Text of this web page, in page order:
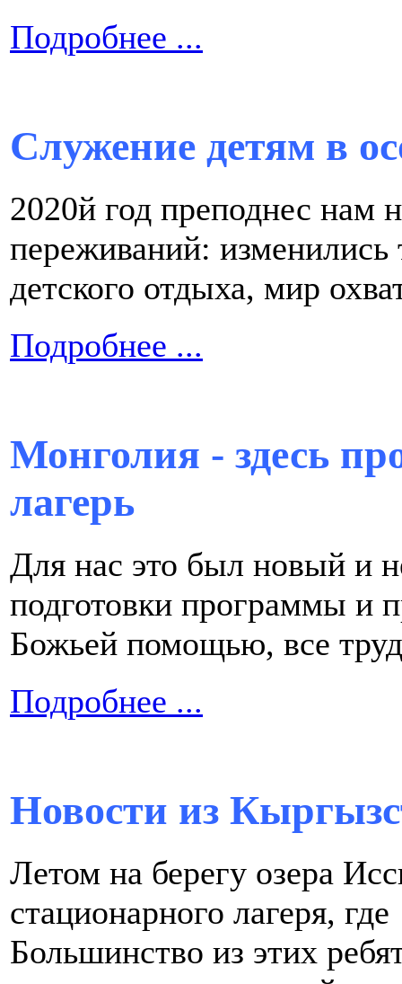
Подробнее ...
Служение детям в
2020й год преподнес нам
переживаний: изменились
детского отдыха, мир
Подробнее ...
Монголия - здесь
лагерь
Для нас это был новый и
подготовки программы и
Божьей помощью, все
Подробнее ...
Новости из
Летом на берегу озера
стационарного лагеря,
Большинство из этих